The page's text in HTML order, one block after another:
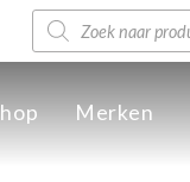
Producten
zoeken
Merken